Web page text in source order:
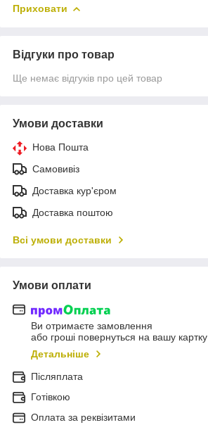
Приховати
Відгуки про товар
Ще немає відгуків про цей товар
Умови доставки
Нова Пошта
Самовивіз
Доставка кур'єром
Доставка поштою
Всі умови доставки
Умови оплати
Ви отримаєте замовлення
або гроші повернуться на вашу картку
Детальніше
Післяплата
Готівкою
Оплата за реквізитами